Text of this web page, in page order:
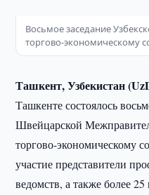
Восьмое заседание
торгово-экономическому
Ташкент, Узбекистан
Ташкенте состоялось
Швейцарской
торгово-экономическому
участие представители
ведомств, а также более